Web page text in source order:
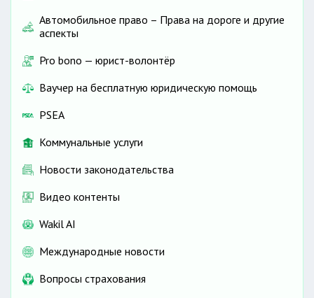
Автомобильное право – Права на дороге и другие
аспекты
Pro bono — юрист-волонтёр
Ваучер на бесплатную юридическую помощь
PSEA
Коммунальные услуги
Новости законодательства
Видео контенты
Wakil AI
Международные новости
Вопросы страхования